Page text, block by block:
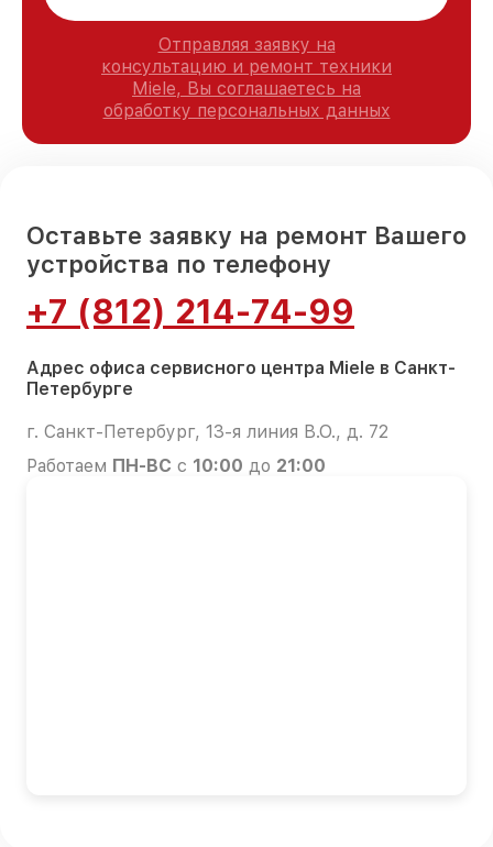
Отправляя заявку на
консультацию и ремонт техники
Miele, Вы соглашаетесь на
обработку персональных данных
Оставьте заявку на ремонт Вашего
устройства по телефону
+7 (812) 214-74-99
Адрес офиса сервисного центра Miele в Санкт-
Петербурге
г. Санкт-Петербург, 13-я линия В.О., д. 72
Работаем ПН-ВС с 10:00 до 21:00